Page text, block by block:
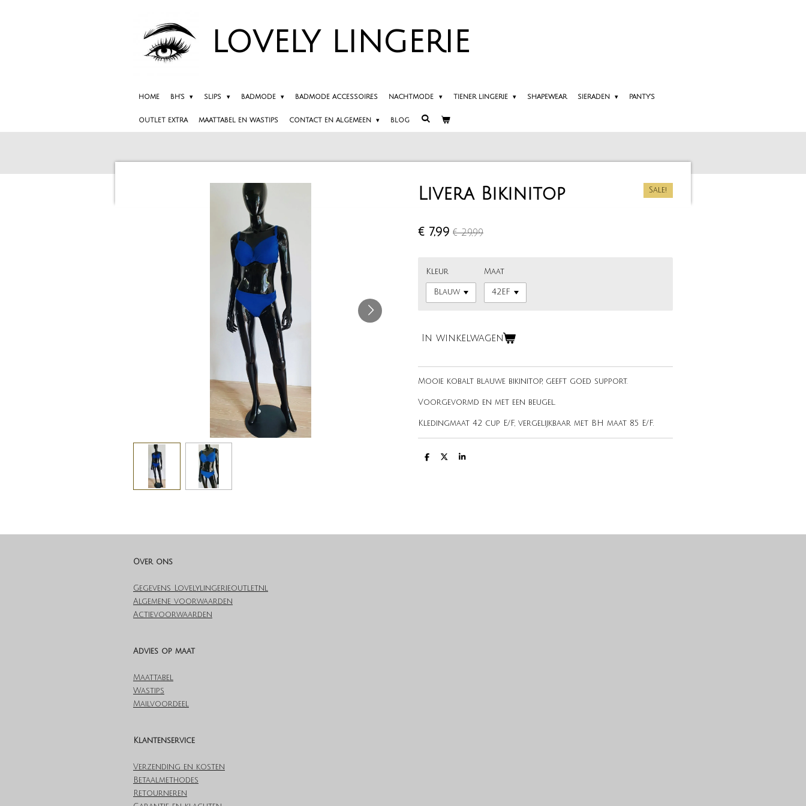
LOVELY LINGERIE
HOME BH'S SLIPS BADMODE BADMODE ACCESSOIRES NACHTMODE TIENER LINGERIE SHAPEWEAR SIERADEN PANTY'S
OUTLET EXTRA MAATTABEL EN WASTIPS CONTACT EN ALGEMEEN BLOG
Livera Bikinitop Sale!
€ 7,99 € 29,99
Kleur Maat
In winkelwagen
Mooie kobalt blauwe bikinitop, geeft goed support.
Voorgevormd en met een beugel.
Kledingmaat 42 cup E/F, vergelijkbaar met BH maat 85 E/F.
D
D
S
Over ons
Gegevens Lovelylingerieoutlet.nl
Algemene voorwaarden
Actievoorwaarden
Advies op maat
Maattabel
Wastips
Mailvoordeel
Klantenservice
Verzending en kosten
Betaalmethodes
Retourneren